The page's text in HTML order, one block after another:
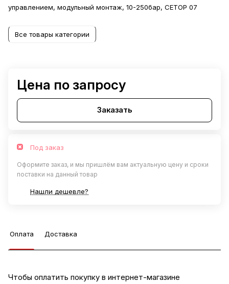
управлением, модульный монтаж, 10-250бар, CETOP 07
Все товары категории
Цена по запросу
Заказать
Под заказ
Оформите заказ, и мы пришлём вам актуальную цену и сроки
поставки на данный товар
Нашли дешевле?
Оплата Доставка
Чтобы оплатить покупку в интернет-магазине